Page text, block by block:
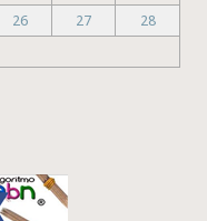
26 27
28